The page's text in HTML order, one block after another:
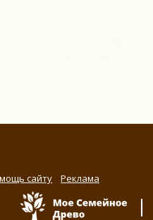
сайту Реклама